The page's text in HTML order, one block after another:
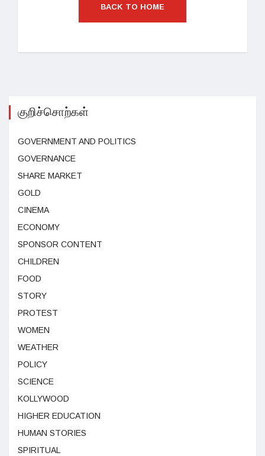
BACK TO HOME
குறிச்சொற்கள்
GOVERNMENT AND POLITICS
GOVERNANCE
SHARE MARKET
GOLD
CINEMA
ECONOMY
SPONSOR CONTENT
CHILDREN
FOOD
STORY
PROTEST
WOMEN
WEATHER
POLICY
SCIENCE
KOLLYWOOD
HIGHER EDUCATION
HUMAN STORIES
SPIRITUAL